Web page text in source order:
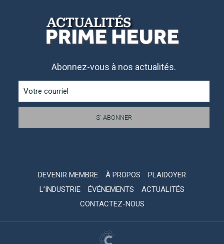
Abonnez-vous à nos actualités.
DEVENIR MEMBRE À PROPOS
PLAIDOYER
L’INDUSTRIE
ÉVÉNEMENTS
ACTUALITÉS
CONTACTEZ-NOUS